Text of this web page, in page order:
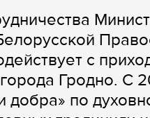
с
Гродно. С
добра» по